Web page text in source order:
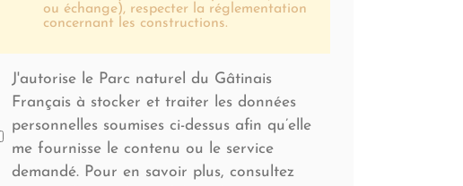
ou échange), respecter la réglementation
concernant les constructions.
J'autorise le Parc naturel du Gâtinais
Français à stocker et traiter les données
personnelles soumises ci-dessus afin qu’elle
me fournisse le contenu ou le service
demandé. Pour en savoir plus, consultez